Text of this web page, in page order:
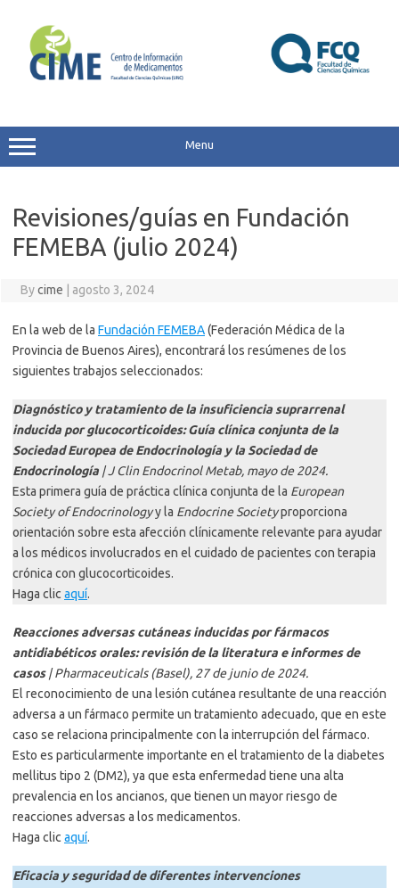
content
Menu
Revisiones/guías en Fundación
FEMEBA (julio 2024)
Bycime agosto 3, 2024
En la web de la Fundación FEMEBA(Federación Médica de la
Provincia de Buenos Aires), encontrará los resúmenes de los
siguientes trabajos seleccionados:
Diagnóstico y tratamiento de la insuficiencia suprarrenal
inducida por glucocorticoides: Guía clínica conjunta de la
Sociedad Europea de Endocrinología y la Sociedad de
Endocrinología | J Clin Endocrinol Metab, mayo de 2024.
Esta primera guía de práctica clínica conjunta de la European
Society of Endocrinologyy la Endocrine Societyproporciona
orientación sobre esta afección clínicamente relevante para ayudar
a los médicos involucrados en el cuidado de pacientes con terapia
crónica con glucocorticoides.
Haga clic aquí.
Reacciones adversas cutáneas inducidas por fármacos
antidiabéticos orales: revisión de la literatura e informes de
casos| Pharmaceuticals (Basel), 27 de junio de 2024.
El reconocimiento de una lesión cutánea resultante de una reacción
adversa a un fármaco permite un tratamiento adecuado, que en este
caso se relaciona principalmente con la interrupción del fármaco.
Esto es particularmente importante en el tratamiento de la diabetes
mellitus tipo 2 (DM2), ya que esta enfermedad tiene una alta
prevalencia en los ancianos, que tienen un mayor riesgo de
reacciones adversas a los medicamentos.
Haga clicaquí.
Eficacia y seguridad de diferentes intervenciones